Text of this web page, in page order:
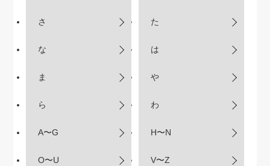
さ た
な は
ま や
ら わ
A〜G H〜N
O〜U V〜Z